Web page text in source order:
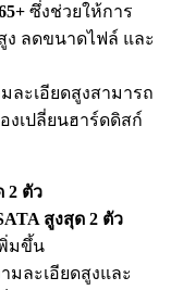
ซึ่งช่วยให้การ
ลดขนาดไฟล์ และ
ละเอียดสูงสามารถ
งเปลี่ยนฮาร์ดดิสก์
2 ตัว
สูงสุด 2 ตัว
มขึ้น
ละเอียดสูงและ